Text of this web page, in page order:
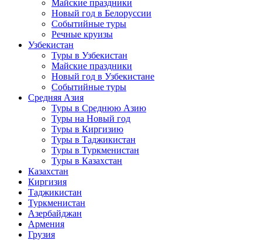
Майские праздники
Новый год в Белоруссии
Событийные туры
Речные круизы
Узбекистан
Туры в Узбекистан
Майские праздники
Новый год в Узбекистане
Событийные туры
Средняя Азия
Туры в Среднюю Азию
Туры на Новый год
Туры в Киргизию
Туры в Таджикистан
Туры в Туркменистан
Туры в Казахстан
Казахстан
Киргизия
Таджикистан
Туркменистан
Азербайджан
Армения
Грузия